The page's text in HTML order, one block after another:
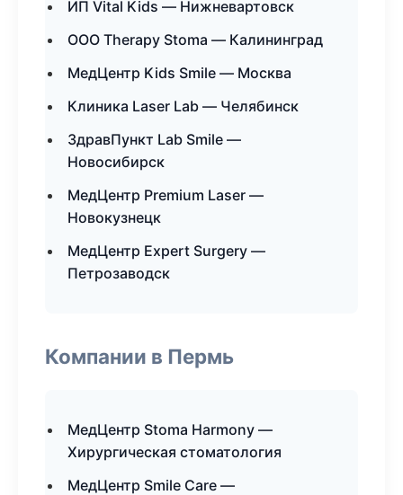
ИП Vital Kids — Нижневартовск
ООО Therapy Stoma — Калининград
МедЦентр Kids Smile — Москва
Клиника Laser Lab — Челябинск
ЗдравПункт Lab Smile —
Новосибирск
МедЦентр Premium Laser —
Новокузнецк
МедЦентр Expert Surgery —
Петрозаводск
Компании в Пермь
МедЦентр Stoma Harmony —
Хирургическая стоматология
МедЦентр Smile Care —